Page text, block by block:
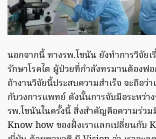
นอกจากนี้ ทางรพ.โชนัน ยังทำการวิจัยเ
รักษาโรคไต ผู้ป่วยที่กำลังทรมานต้องฟ
ถ้างานวิจัยนี้ประสบความสำเร็จ จะถือว่
กับวงการแพทย์ ดังนั้นการจับมือระหว่า
รพ.โชนันในครั้งนี้ สิ่งสำคัญคือความร่วม
Know how ของฝั่งเราแลกเปลี่ยนกับ